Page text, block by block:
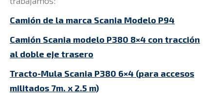
Camión de la marca Scania Modelo P94
Camión Scania modelo P380 8×4 con tracción
al doble eje trasero
Tracto-Mula Scania P380 6×4 (para accesos
militados 7m. x 2.5 m)